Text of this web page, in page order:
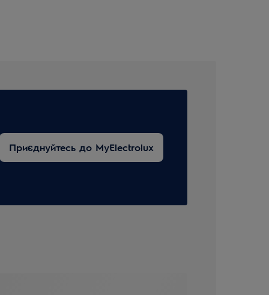
Приєднуйтесь до MyElectrolux